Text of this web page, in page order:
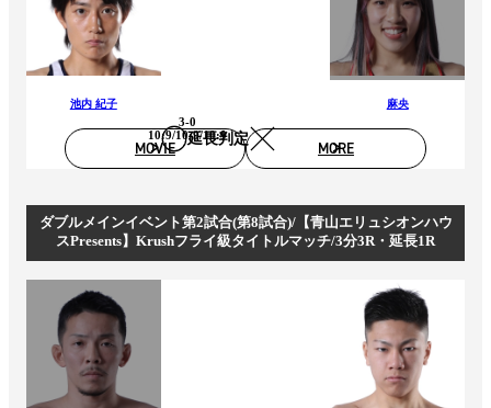
池内 紀子
延長判定
3-0
10:9/10:9/10:9
麻央
MOVIE MORE
ダブルメインイベント第2試合(第8試合)/【青山エリュシオンハウ
スPresents】Krushフライ級タイトルマッチ/3分3R・延長1R